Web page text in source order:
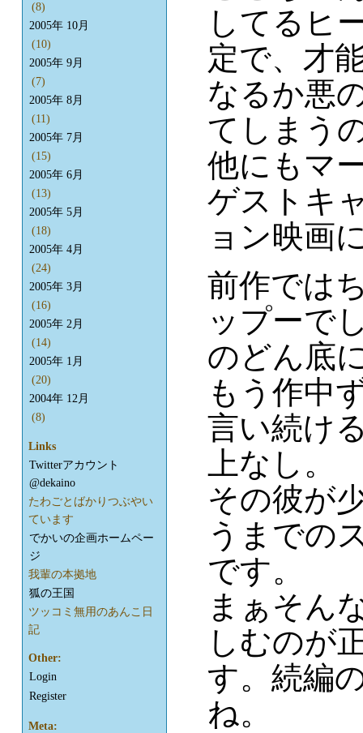
してるヒ
定で、才
なるか悪
てしまう
他にもマ
ゲストキ
ョン映画
前作では
ップーで
のどん底
もう作中
言い続け
上なし。
その彼が
うまでの
です。
まぁそん
しむのが
す。続編
ね。
(8)
2005年 10月
(10)
2005年 9月
(7)
2005年 8月
(11)
2005年 7月
(15)
2005年 6月
(13)
2005年 5月
(18)
2005年 4月
(24)
2005年 3月
(16)
2005年 2月
(14)
2005年 1月
(20)
2004年 12月
(8)
Links
Twitterアカウント
@dekaino
たわごとばかりつぶやい
ています
でかいの企画ホームペー
ジ
我輩の本拠地
狐の王国
ツッコミ無用のあんこ日
記
Other:
Login
Register
Meta: